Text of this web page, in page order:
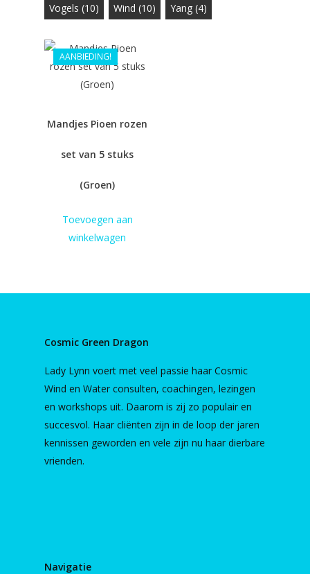
Vogels (10) Wind (10) Yang (4)
AANBIEDING!
€29.99
26.99
Mandjes Pioen rozen
set van 5 stuks
(Groen)
Toevoegen aan
winkelwagen
Cosmic Green Dragon
Lady Lynn voert met veel passie haar Cosmic
Wind en Water consulten, coachingen, lezingen
en workshops uit. Daarom is zij zo populair en
succesvol. Haar cliënten zijn in de loop der jaren
kennissen geworden en vele zijn nu haar dierbare
vrienden.
Navigatie